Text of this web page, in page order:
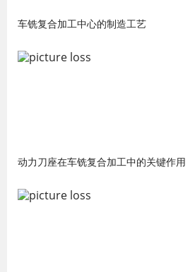
车铣复合加工中心的制造工艺
动力刀座在车铣复合加工中的关键作用